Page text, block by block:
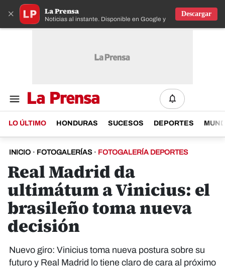
× La Prensa
Noticias al instante. Disponible en Google y IOS
Descargar
LO ÚLTIMO HONDURAS SUCESOS DEPORTES
INICIO · FOTOGALERÍAS · FOTOGALERÍA DEPORTES
Real Madrid da
ultimátum a Vinicius: el
brasileño toma nueva
decisión
Nuevo giro: Vinicius toma nueva postura sobre su
futuro y Real Madrid lo tiene claro de cara al próximo